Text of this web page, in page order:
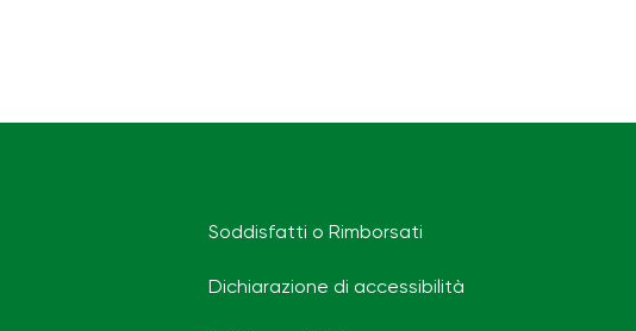
Soddisfatti o Rimborsati
Dichiarazione di accessibilità